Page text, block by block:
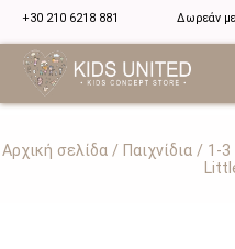
+30 210 6218 881 Δωρεάν
Αρχική σελίδα / Παιχνίδια / 1-3